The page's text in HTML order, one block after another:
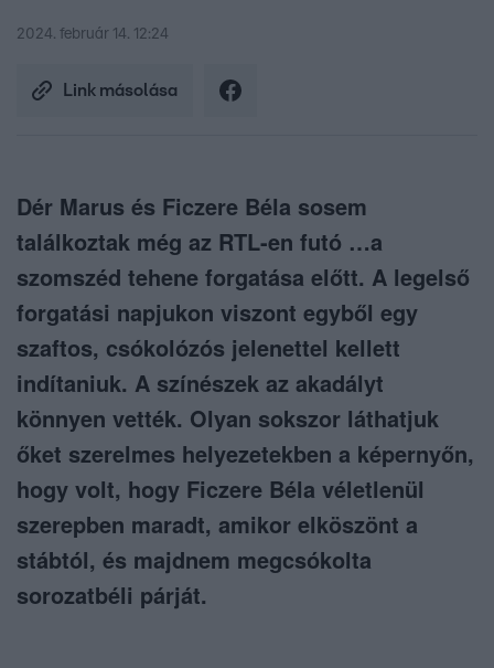
2024. február 14. 12:24
Link másolása
Dér Marus és Ficzere Béla sosem
találkoztak még az RTL-en futó …a
szomszéd tehene forgatása előtt. A legelső
forgatási napjukon viszont egyből egy
szaftos, csókolózós jelenettel kellett
indítaniuk. A színészek az akadályt
könnyen vették. Olyan sokszor láthatjuk
őket szerelmes helyezetekben a képernyőn,
hogy volt, hogy Ficzere Béla véletlenül
szerepben maradt, amikor elköszönt a
stábtól, és majdnem megcsókolta
sorozatbéli párját.